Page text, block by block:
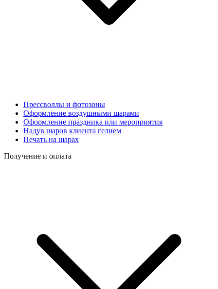
Прессволлы и фотозоны
Оформление воздушными шарами
Оформление праздника или мероприятия
Надув шаров клиента гелием
Печать на шарах
Получение и оплата